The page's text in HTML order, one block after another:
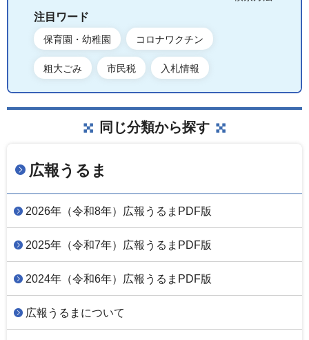
注目ワード
保育園・幼稚園 コロナワクチン
粗大ごみ 市民税 入札情報
同じ分類から探す
広報うるま
2026年（令和8年）広報うるまPDF版
2025年（令和7年）広報うるまPDF版
2024年（令和6年）広報うるまPDF版
広報うるまについて